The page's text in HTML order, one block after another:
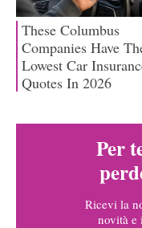
Per
Ricevi la
novità e